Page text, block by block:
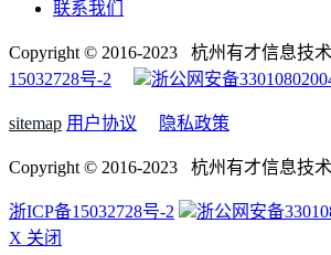
联系我们
Copyright © 2016-2023 杭州有才信息技
15032728号-2
浙公网安备
sitemap 用户协议 隐私政策
Copyright © 2016-2023 杭州有才信息技
浙ICP备15032728号-2
浙公网安备
X 关闭